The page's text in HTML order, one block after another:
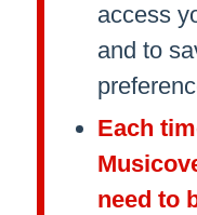
access
and to
Each
need to